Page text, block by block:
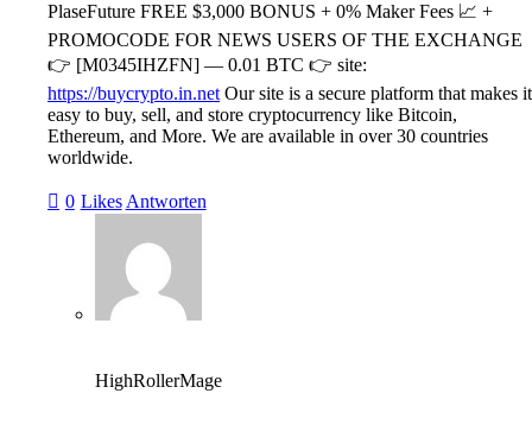
PlaseFuture FREE $3,000 BONUS + 0% Maker Fees 📈 +
PROMOCODE FOR NEWS USERS OF THE EXCHANGE
👉 [M0345IHZFN] — 0.01 BTC 👉 site:
https://buycrypto.in.netOur site is a secure platform that makes it
easy to buy, sell, and store cryptocurrency like Bitcoin,
Ethereum, and More. We are available in over 30 countries
worldwide.
0 Likes Antworten
HighRollerMage